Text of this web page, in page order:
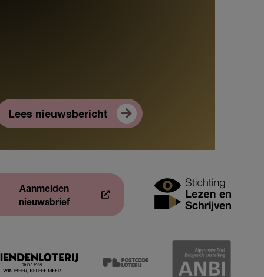
Lees nieuwsbericht
Aanmelden
nieuwsbrief